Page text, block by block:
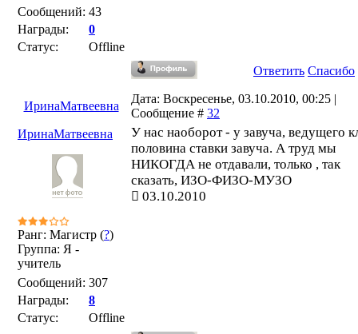
Сообщений: 43
Награды:
0
Статус:
Offline
Ответить Спасибо
ИринаМатвеевна
Дата: Воскресенье, 03.10.2010, 00:25 |
Сообщение # 32
ИринаМатвеевна
Ранг: Магистр (?)
Группа: Я -
учитель
Сообщений: 307
Награды:
8
Статус:
Offline
У нас наоборот - у завуча, ведущего
половина ставки завуча. А труд мы
НИКОГДА не отдавали, только , так
сказать, ИЗО-ФИЗО-МУЗО
03.10.2010